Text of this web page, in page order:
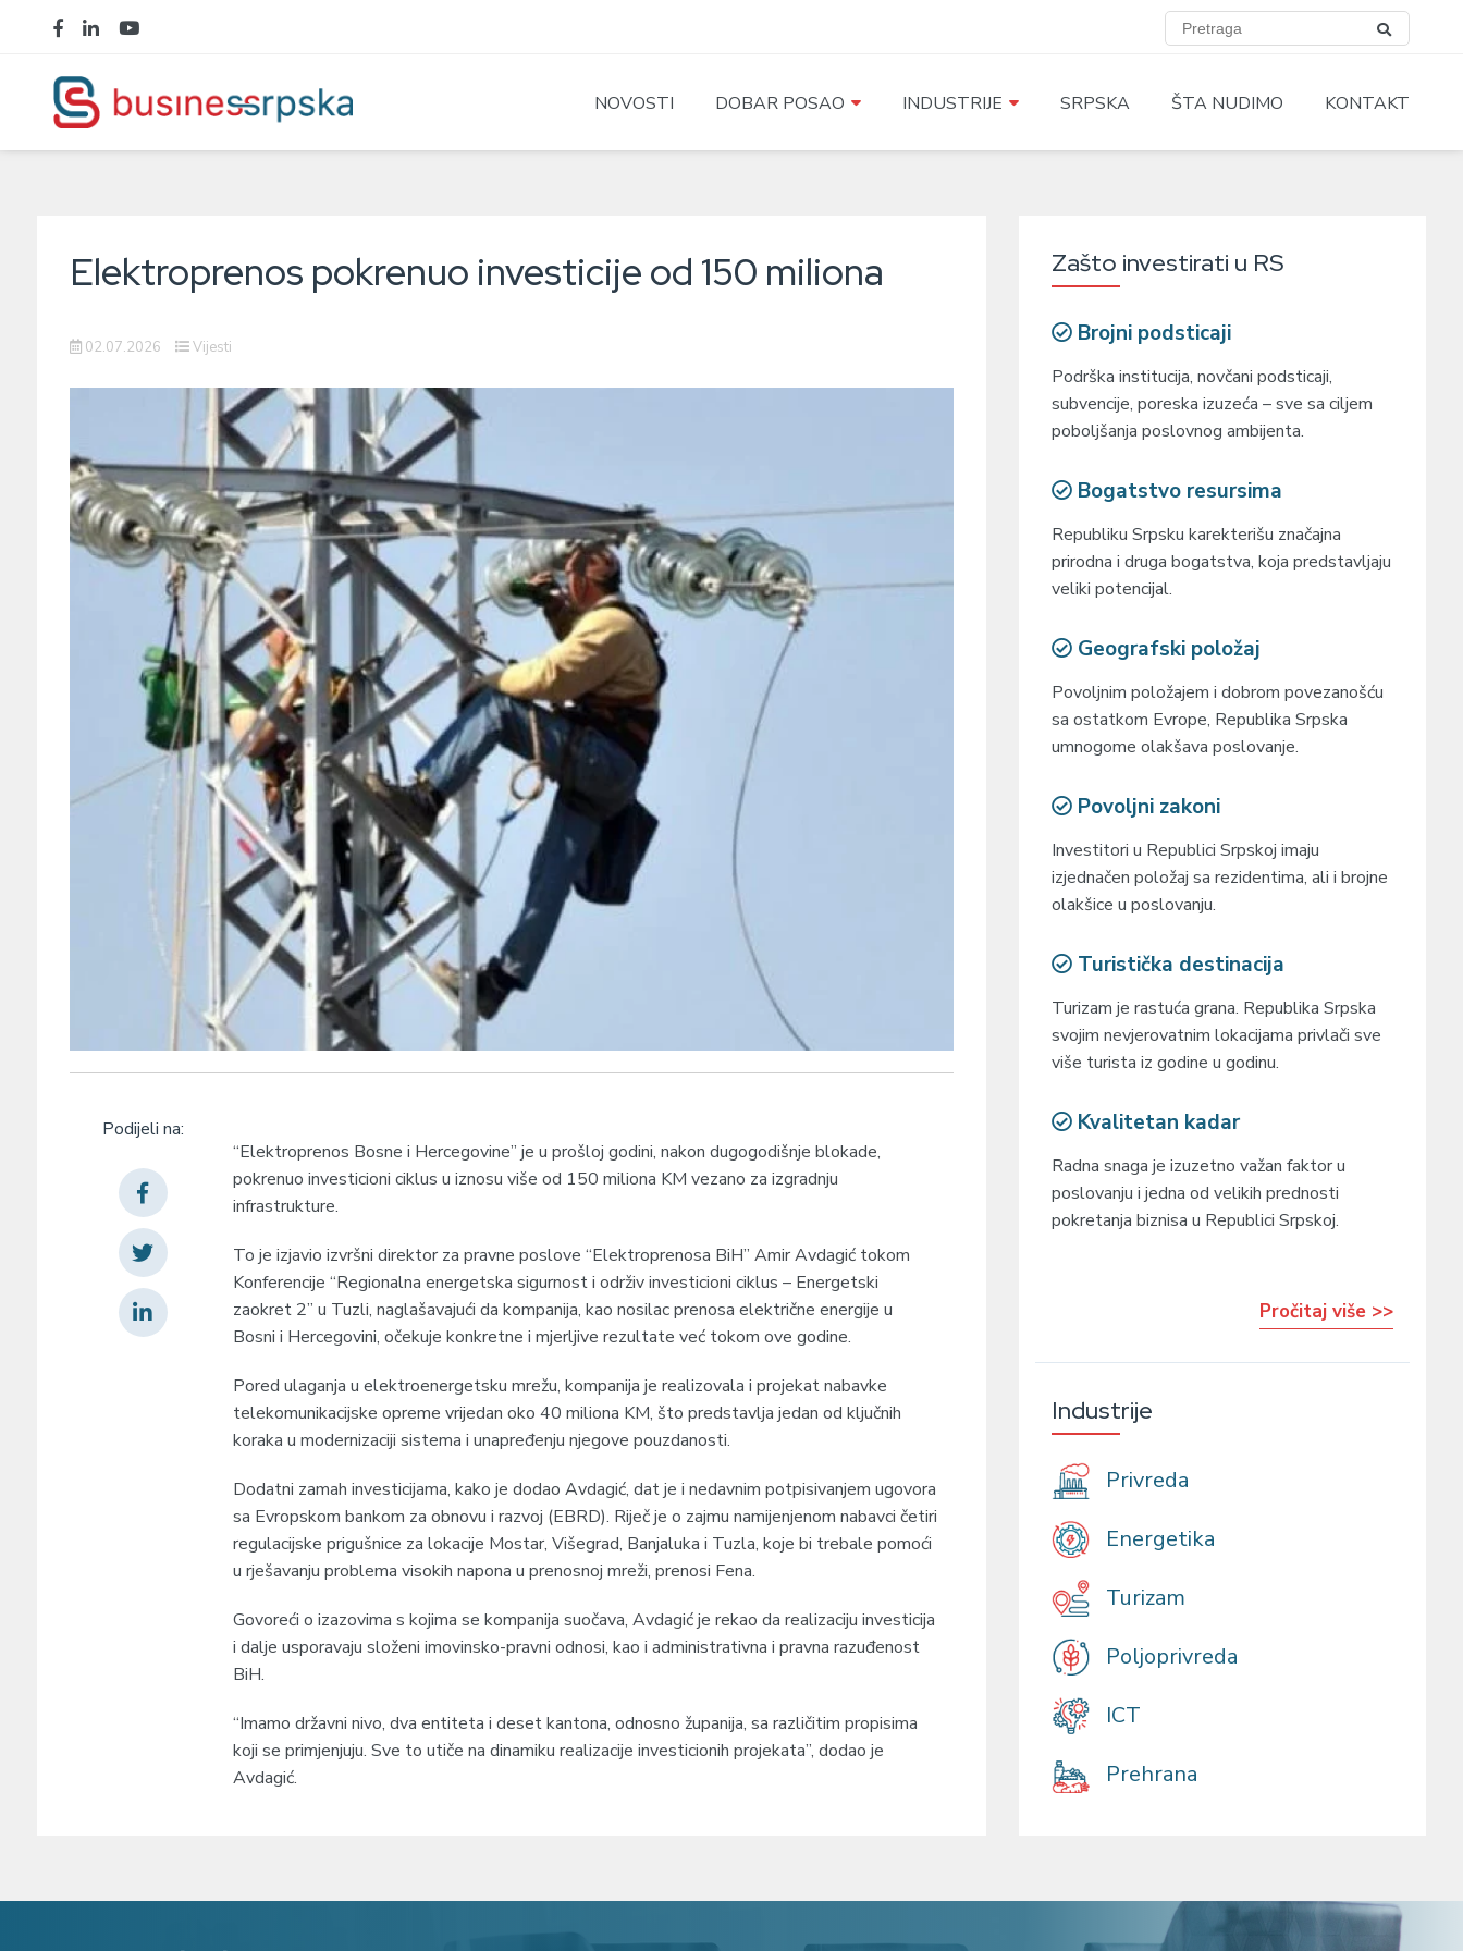
NOVOSTI DOBAR POSAO INDUSTRIJE SRPSKA ŠTA NUDIMO KONTAKT
Elektroprenos pokrenuo investicije od 150 miliona
02.07.2026 Vijesti
Podijeli na:
“Elektroprenos Bosne i Hercegovine” je u prošloj godini, nakon dugogodišnje blokade,
pokrenuo investicioni ciklus u iznosu više od 150 miliona KM vezano za izgradnju
infrastrukture.
To je izjavio izvršni direktor za pravne poslove “Elektroprenosa BiH” Amir Avdagić tokom
Konferencije “Regionalna energetska sigurnost i održiv investicioni ciklus – Energetski
zaokret 2” u Tuzli, naglašavajući da kompanija, kao nosilac prenosa električne energije u
Bosni i Hercegovini, očekuje konkretne i mjerljive rezultate već tokom ove godine.
Pored ulaganja u elektroenergetsku mrežu, kompanija je realizovala i projekat nabavke
telekomunikacijske opreme vrijedan oko 40 miliona KM, što predstavlja jedan od ključnih
koraka u modernizaciji sistema i unapređenju njegove pouzdanosti.
Dodatni zamah investicijama, kako je dodao Avdagić, dat je i nedavnim potpisivanjem ugovora
sa Evropskom bankom za obnovu i razvoj (EBRD). Riječ je o zajmu namijenjenom nabavci četiri
regulacijske prigušnice za lokacije Mostar, Višegrad, Banjaluka i Tuzla, koje bi trebale pomoći
u rješavanju problema visokih napona u prenosnoj mreži, prenosi Fena.
Govoreći o izazovima s kojima se kompanija suočava, Avdagić je rekao da realizaciju investicija
i dalje usporavaju složeni imovinsko-pravni odnosi, kao i administrativna i pravna razuđenost
BiH.
“Imamo državni nivo, dva entiteta i deset kantona, odnosno županija, sa različitim propisima
koji se primjenjuju. Sve to utiče na dinamiku realizacije investicionih projekata”, dodao je
Avdagić.
Zašto investirati u RS
Brojni podsticaji
Podrška institucija, novčani podsticaji,
subvencije, poreska izuzeća – sve sa ciljem
poboljšanja poslovnog ambijenta.
Bogatstvo resursima
Republiku Srpsku karekterišu značajna
prirodna i druga bogatstva, koja predstavljaju
veliki potencijal.
Geografski položaj
Povoljnim položajem i dobrom povezanošću
sa ostatkom Evrope, Republika Srpska
umnogome olakšava poslovanje.
Povoljni zakoni
Investitori u Republici Srpskoj imaju
izjednačen položaj sa rezidentima, ali i brojne
olakšice u poslovanju.
Turistička destinacija
Turizam je rastuća grana. Republika Srpska
svojim nevjerovatnim lokacijama privlači sve
više turista iz godine u godinu.
Kvalitetan kadar
Radna snaga je izuzetno važan faktor u
poslovanju i jedna od velikih prednosti
pokretanja biznisa u Republici Srpskoj.
Pročitaj više >>
Industrije
Privreda
Energetika
Turizam
Poljoprivreda
ICT
Prehrana